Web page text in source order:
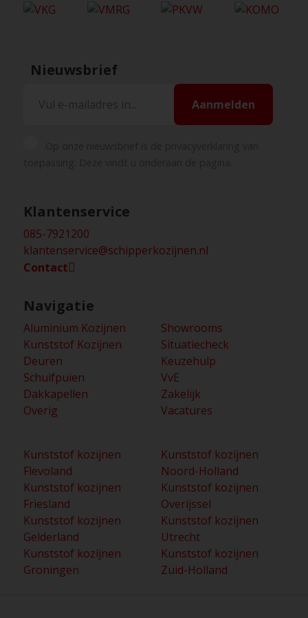
Nieuwsbrief
Aanmelden
Klantenservice
085-7921200
klantenservice@schipperkozijnen.nl
Contact
Navigatie
Aluminium Kozijnen
Kunststof Kozijnen
Deuren
Schuifpuien
Dakkapellen
Overig
Showrooms
Situatiecheck
Keuzehulp
VvE
Zakelijk
Vacatures
Kunststof kozijnen
Flevoland
Kunststof kozijnen
Friesland
Kunststof kozijnen
Gelderland
Kunststof kozijnen
Groningen
Kunststof kozijnen
Noord-Holland
Kunststof kozijnen
Overijssel
Kunststof kozijnen
Utrecht
Kunststof kozijnen
Zuid-Holland